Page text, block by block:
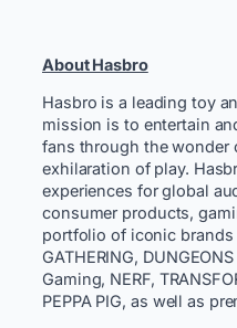
About Hasbro​ ​
Hasbro is a leading toy
mission is to entertain
fans through the wonder
exhilaration of play.
experiences for global
consumer products,
portfolio of iconic brands
GATHERING,
Gaming, NERF,
PEPPA PIG, as well as